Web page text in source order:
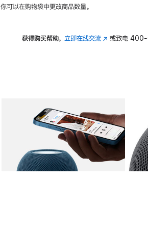
你可以在购物袋中更改商品数量。
获得购买帮助， 立即在线交流(在 或致电 400-
图库 图像 4